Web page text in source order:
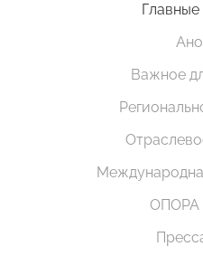
Важное
ОПОРА